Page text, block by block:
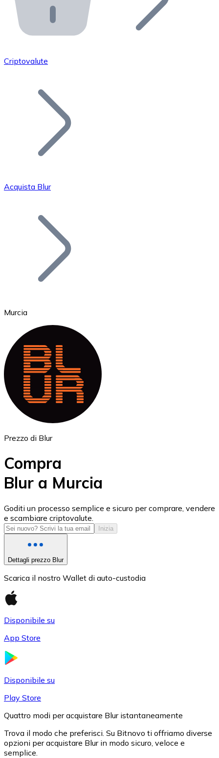
API Bitnovo
Integra la nostra API nel tuo ecosistema.
Unisciti alla nostra rete di rivenditori e
Aggiungi il token del tuo progetto al nostro servizio di
Bitcoin
Ethereum
ETH
USD Coin
USDC
Criptovalute
Acquista Blur
Murcia
Prezzo di Blur
Compra
Blur a Murcia
Goditi un processo semplice e sicuro per comprare, vendere
e scambiare criptovalute.
Inizia
Dettagli prezzo Blur
Scarica il nostro Wallet di auto-custodia
Disponibile su
App Store
Disponibile su
Play Store
Quattro modi per acquistare Blur istantaneamente
Trova il modo che preferisci. Su Bitnovo ti offriamo diverse
opzioni per acquistare Blur in modo sicuro, veloce e
semplice.